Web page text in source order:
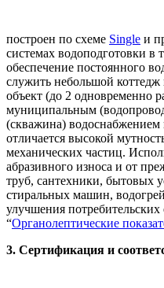
построен по схеме Single и
системах водоподготовки в
обеспечение постоянного
служить небольшой
объект (до 2 одновременно
муниципальным
(скважина) водоснабжением
отличается высокой
механических частиц.
абразивного износа и от
труб, сантехники, бытовых
стиральных машин,
улучшения
“Органолептические
3. Сертификация и